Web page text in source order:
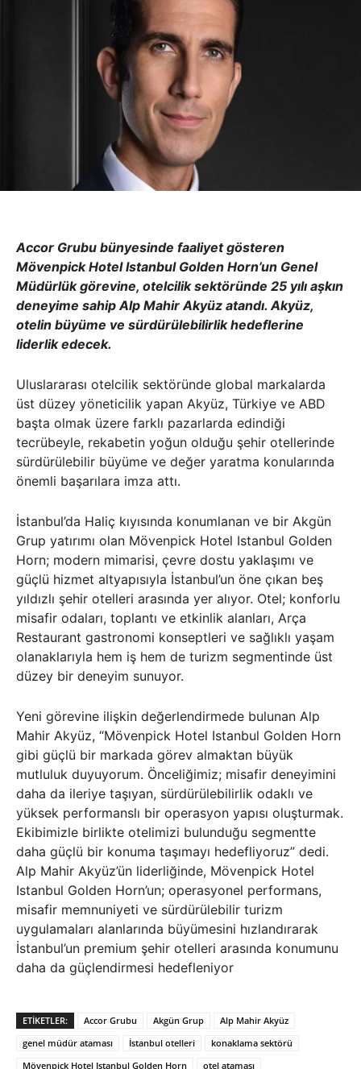
Accor Grubu bünyesinde faaliyet gösteren
Mövenpick Hotel Istanbul Golden Horn’un Genel
Müdürlük görevine, otelcilik sektöründe 25 yılı aşkın
deneyime sahip Alp Mahir Akyüz atandı. Akyüz,
otelin büyüme ve sürdürülebilirlik hedeflerine
liderlik edecek.
Uluslararası otelcilik sektöründe global markalarda
üst düzey yöneticilik yapan Akyüz, Türkiye ve ABD
başta olmak üzere farklı pazarlarda edindiği
tecrübeyle, rekabetin yoğun olduğu şehir otellerinde
sürdürülebilir büyüme ve değer yaratma konularında
önemli başarılara imza attı.
İstanbul’da Haliç kıyısında konumlanan ve bir Akgün
Grup yatırımı olan Mövenpick Hotel Istanbul Golden
Horn; modern mimarisi, çevre dostu yaklaşımı ve
güçlü hizmet altyapısıyla İstanbul’un öne çıkan beş
yıldızlı şehir otelleri arasında yer alıyor. Otel; konforlu
misafir odaları, toplantı ve etkinlik alanları, Arça
Restaurant gastronomi konseptleri ve sağlıklı yaşam
olanaklarıyla hem iş hem de turizm segmentinde üst
düzey bir deneyim sunuyor.
Yeni görevine ilişkin değerlendirmede bulunan Alp
Mahir Akyüz, “Mövenpick Hotel Istanbul Golden Horn
gibi güçlü bir markada görev almaktan büyük
mutluluk duyuyorum. Önceliğimiz; misafir deneyimini
daha da ileriye taşıyan, sürdürülebilirlik odaklı ve
yüksek performanslı bir operasyon yapısı oluşturmak.
Ekibimizle birlikte otelimizi bulunduğu segmentte
daha güçlü bir konuma taşımayı hedefliyoruz” dedi.
Alp Mahir Akyüz’ün liderliğinde, Mövenpick Hotel
Istanbul Golden Horn’un; operasyonel performans,
misafir memnuniyeti ve sürdürülebilir turizm
uygulamaları alanlarında büyümesini hızlandırarak
İstanbul’un premium şehir otelleri arasında konumunu
daha da güçlendirmesi hedefleniyor
ETIKETLER: Accor Grubu Akgün Grup
Alp Mahir Akyüz
genel müdür ataması
İstanbul otelleri
konaklama sektörü
Mövenpick Hotel Istanbul Golden Horn
otel ataması